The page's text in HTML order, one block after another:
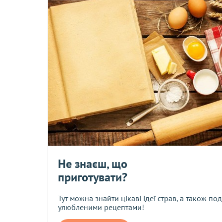
На товар поки немає відгуків.
Будьте першим, хто дасть свою
оцінку
Укрпошта - замовлення надсилається тільки за повною
.
Безкоштовно при оформленні замовлення на суму від 2500
ТИМЧАСОВО НЕ ЗДІЙСНЮЄМО ДАННУ
* Безкоштовна доставка здійснюється тільки на
повинна становити 2500 грн. з урахуванням всіх чинних
Смс-повідомлення з номером ТТН, за яким Ви можете
Повернення або обмін товару неналежної якості
Нова Пошта
Не знаєш, що
приготувати?
Тут можна знайти цікаві ідеї страв, а також
улюбленими рецептами!